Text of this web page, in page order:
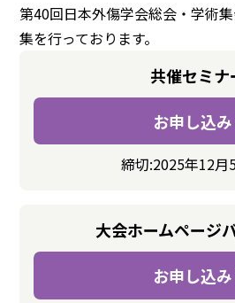
第40回日本外傷学会総会・学術
集を行っております。
共催セミナ
お申し込み
締切:2025年12月
大会ホームページ
お申し込み